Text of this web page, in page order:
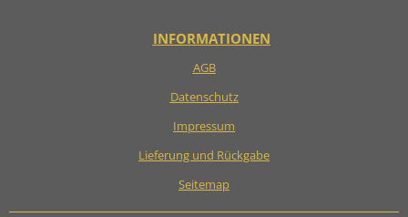
INFORMATIONEN
AGB
Datenschutz
Impressum
Lieferung und Rückgabe
Seitemap